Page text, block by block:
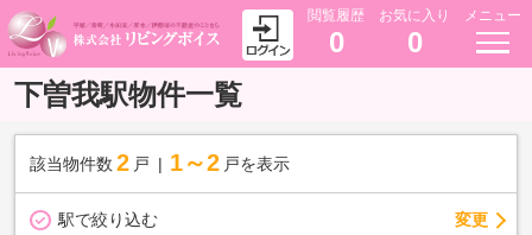
閲覧履歴
0
お気に入り
0
メニュー
下曽我駅物件一覧
該当物件数 2 戸 1～2 戸を表示
駅で絞り込む 変更